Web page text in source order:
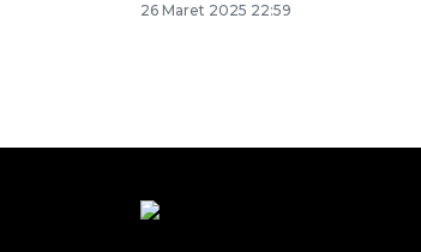
26 Maret 2025 22:59